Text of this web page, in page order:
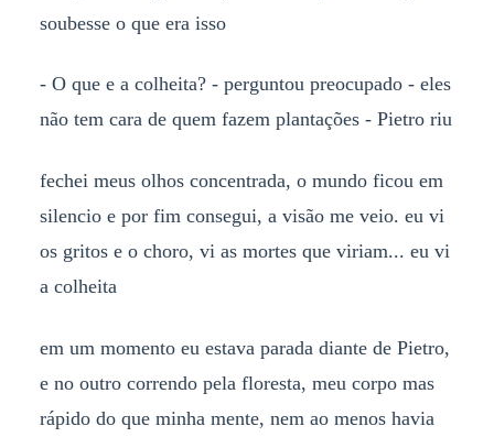
soubesse o que era isso
- O que e a colheita? - perguntou preocupado - eles
não tem cara de quem fazem plantações - Pietro riu
fechei meus olhos concentrada, o mundo ficou em
silencio e por fim consegui, a visão me veio. eu vi
os gritos e o choro, vi as mortes que viriam... eu vi
a colheita
em um momento eu estava parada diante de Pietro,
e no outro correndo pela floresta, meu corpo mas
rápido do que minha mente, nem ao menos havia